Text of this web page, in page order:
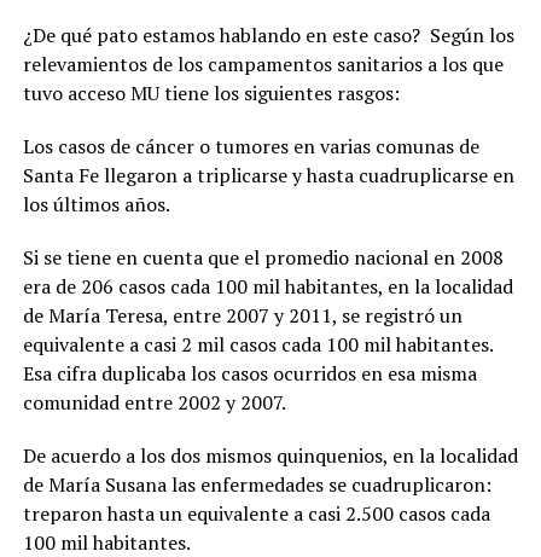
¿De qué pato estamos hablando en este caso? Según los
relevamientos de los campamentos sanitarios a los que
tuvo acceso MU tiene los siguientes rasgos:
Los casos de cáncer o tumores en varias comunas de
Santa Fe llegaron a triplicarse y hasta cuadruplicarse en
los últimos años.
Si se tiene en cuenta que el promedio nacional en 2008
era de 206 casos cada 100 mil habitantes, en la localidad
de María Teresa, entre 2007 y 2011, se registró un
equivalente a casi 2 mil casos cada 100 mil habitantes.
Esa cifra duplicaba los casos ocurridos en esa misma
comunidad entre 2002 y 2007.
De acuerdo a los dos mismos quinquenios, en la localidad
de María Susana las enfermedades se cuadruplicaron:
treparon hasta un equivalente a casi 2.500 casos cada
100 mil habitantes.